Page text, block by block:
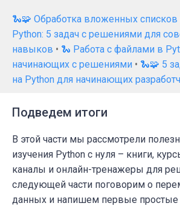
🐍🧩 Обработка вложенных
Python: 5 задач с решениями для
навыков • 🐍 Работа с файлами в
начинающих с решениями • 🐍🧩 5
на Python для начинающих
Подведем итоги
В этой части мы рассмотрели
изучения Python с нуля – книги,
каналы и онлайн-тренажеры для
следующей части поговорим о
данных и напишем первые